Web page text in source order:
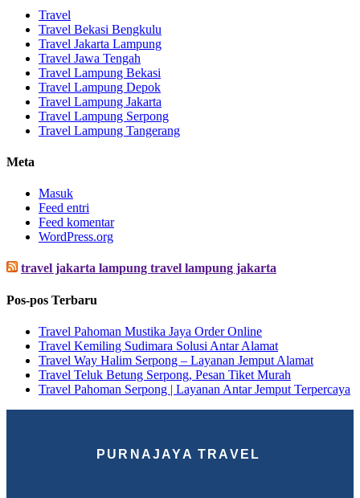
Travel
Travel Bekasi Bengkulu
Travel Jakarta Lampung
Travel Jawa Tengah
Travel Lampung Bekasi
Travel Lampung Depok
Travel Lampung Jakarta
Travel Lampung Serpong
Travel Lampung Tangerang
Meta
Masuk
Feed entri
Feed komentar
WordPress.org
travel jakarta lampung travel lampung jakarta
Pos-pos Terbaru
Travel Pahoman Mustika Jaya Order Online
Travel Kemiling Sudimara Solusi Antar Alamat
Travel Way Halim Serpong – Layanan Jemput Alamat
Travel Teluk Betung Serpong, Pesan Tiket Murah
Travel Pahoman Serpong | Layanan Antar Jemput Terpercaya
PURNAJAYA TRAVEL